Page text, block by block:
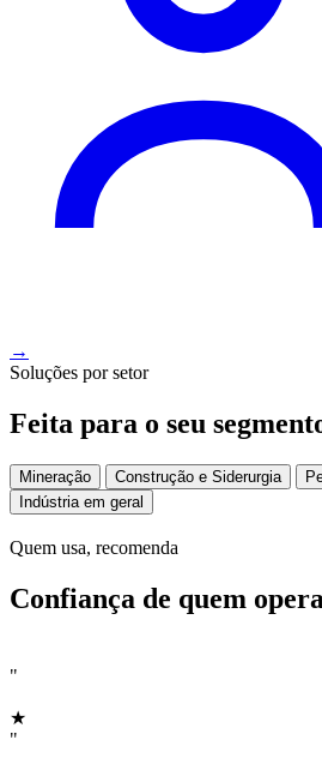
→
Soluções por setor
Feita para o seu
Mineração Construção e Siderurgia
Indústria em geral
Quem usa, recomenda
Confiança de quem
"
★
"